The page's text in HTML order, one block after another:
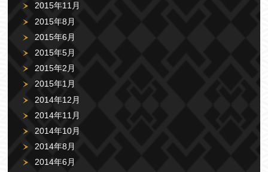
2015年11月
2015年8月
2015年6月
2015年5月
2015年2月
2015年1月
2014年12月
2014年11月
2014年10月
2014年8月
2014年6月